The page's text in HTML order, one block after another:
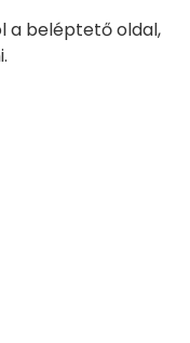
a beléptető oldal,